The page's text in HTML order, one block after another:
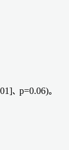
､ p=0.06)｡